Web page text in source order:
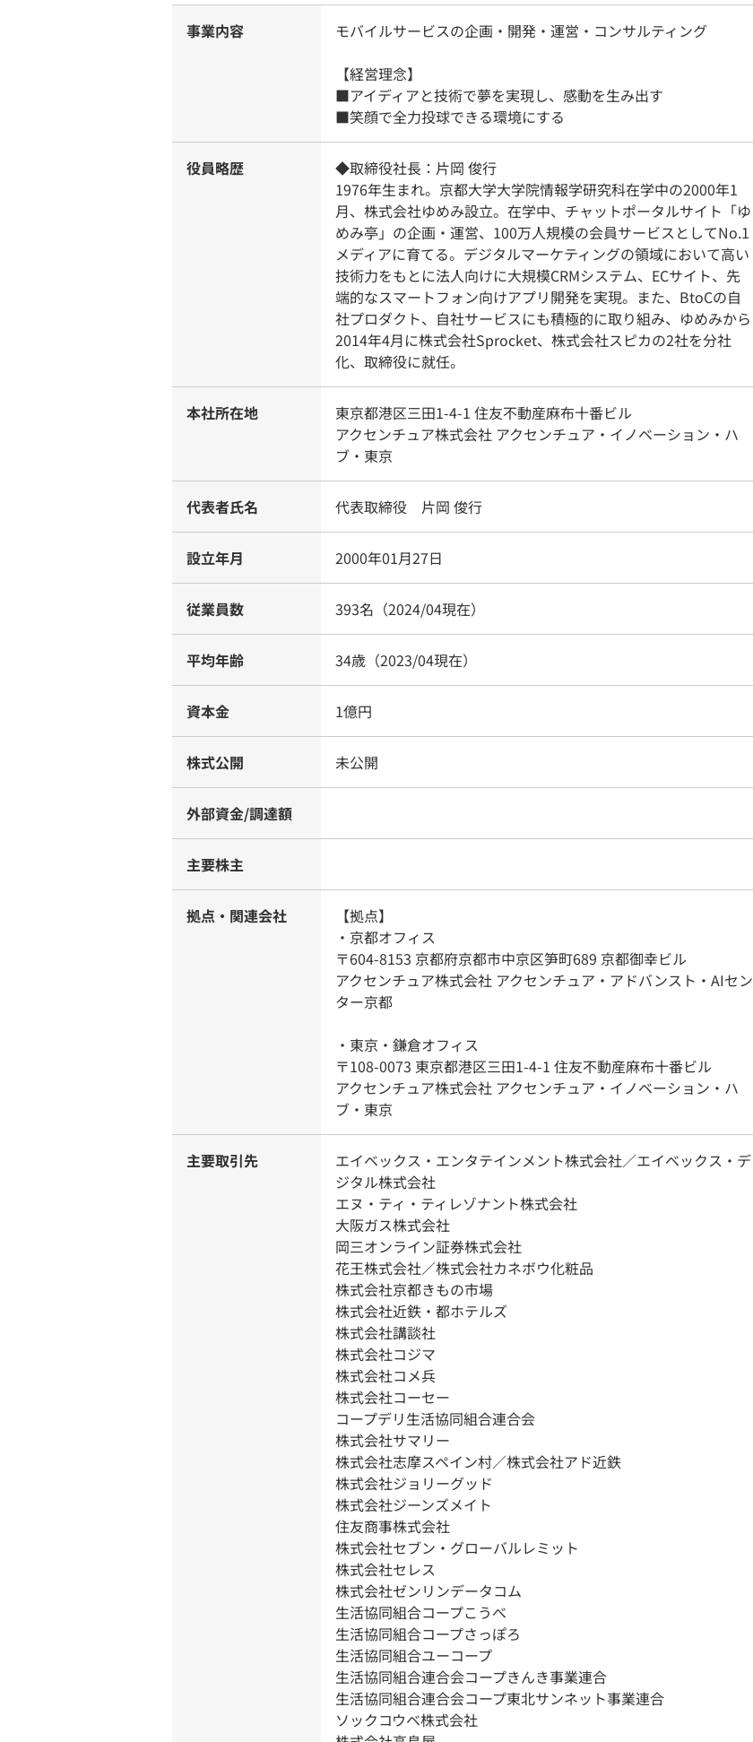
事業内容
モバイルサービスの企画・開発・運営・コンサルティング
【経営理念】
■アイディアと技術で夢を実現し、感動を生み出す
■笑顔で全力投球できる環境にする
役員略歴
◆取締役社長：片岡 俊行
1976年生まれ。京都大学大学院情報学研究科在学中の2000年1
月、株式会社ゆめみ設立。在学中、チャットポータルサイト「ゆ
めみ亭」の企画・運営、100万人規模の会員サービスとしてNo.1
メディアに育てる。デジタルマーケティングの領域において高い
技術力をもとに法人向けに大規模CRMシステム、ECサイト、先
端的なスマートフォン向けアプリ開発を実現。また、BtoCの自
社プロダクト、自社サービスにも積極的に取り組み、ゆめみから
2014年4月に株式会社Sprocket、株式会社スピカの2社を分社
化、取締役に就任。
本社所在地
東京都港区三田1-4-1 住友不動産麻布十番ビル
アクセンチュア株式会社 アクセンチュア・イノベーション・ハ
ブ・東京
代表者氏名 代表取締役 片岡 俊行
設立年月 2000年01月27日
従業員数 393名（2024/04現在）
平均年齢 34歳（2023/04現在）
資本金 1億円
株式公開 未公開
外部資金/調達額
主要株主
拠点・関連会社
【拠点】
・京都オフィス
〒604-8153 京都府京都市中京区笋町689 京都御幸ビル
アクセンチュア株式会社 アクセンチュア・アドバンスト・AIセン
ター京都
・東京・鎌倉オフィス
〒108-0073 東京都港区三田1-4-1 住友不動産麻布十番ビル
アクセンチュア株式会社 アクセンチュア・イノベーション・ハ
ブ・東京
主要取引先
エイベックス・エンタテインメント株式会社／エイベックス・デ
ジタル株式会社
エヌ・ティ・ティレゾナント株式会社
大阪ガス株式会社
岡三オンライン証券株式会社
花王株式会社／株式会社カネボウ化粧品
株式会社京都きもの市場
株式会社近鉄・都ホテルズ
株式会社講談社
株式会社コジマ
株式会社コメ兵
株式会社コーセー
コープデリ生活協同組合連合会
株式会社サマリー
株式会社志摩スペイン村／株式会社アド近鉄
株式会社ジョリーグッド
株式会社ジーンズメイト
住友商事株式会社
株式会社セブン・グローバルレミット
株式会社セレス
株式会社ゼンリンデータコム
生活協同組合コープこうべ
生活協同組合コープさっぽろ
生活協同組合ユーコープ
生活協同組合連合会コープきんき事業連合
生活協同組合連合会コープ東北サンネット事業連合
ソックコウベ株式会社